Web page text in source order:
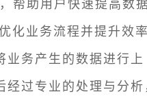
化业务流程并提升效率
业务产生的数据进行上
经过专业的处理与分析